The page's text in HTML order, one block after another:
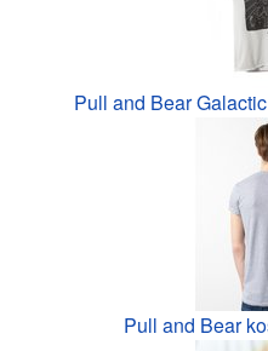
Pull and Bear
Pull and Bear